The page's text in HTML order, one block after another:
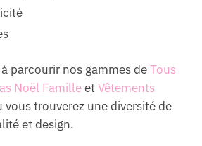
parcourir nos gammes deTous
Noël FamilleetVêtements
vous trouverez une diversité de
et design.